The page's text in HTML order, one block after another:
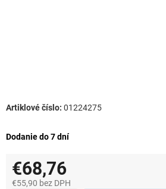
Dodanie do 7 dní
01224275
€68,76
€55,90 bez DPH